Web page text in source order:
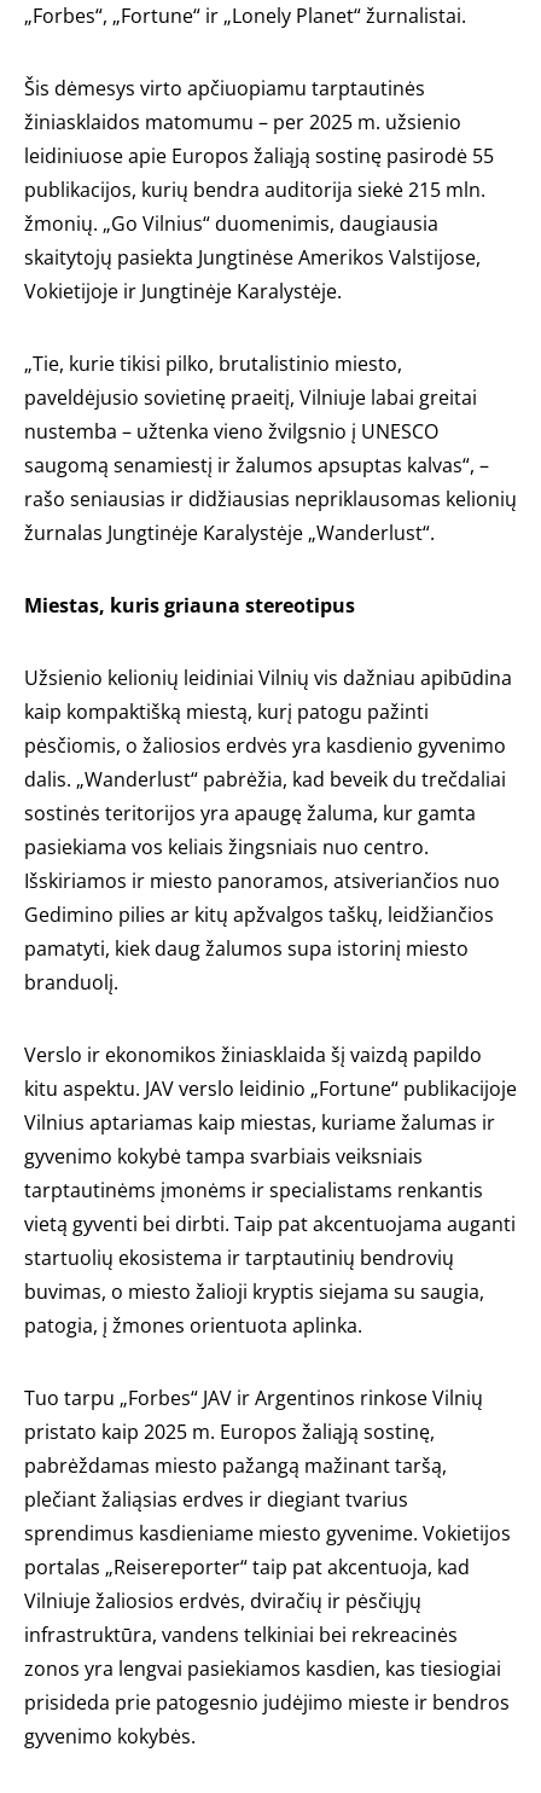
„Forbes“, „Fortune“ ir „Lonely Planet“ žurnalistai.
Šis dėmesys virto apčiuopiamu tarptautinės
žiniasklaidos matomumu – per 2025 m. užsienio
leidiniuose apie Europos žaliąją sostinę pasirodė 55
publikacijos, kurių bendra auditorija siekė 215 mln.
žmonių. „Go Vilnius“ duomenimis, daugiausia
skaitytojų pasiekta Jungtinėse Amerikos Valstijose,
Vokietijoje ir Jungtinėje Karalystėje.
„Tie, kurie tikisi pilko, brutalistinio miesto,
paveldėjusio sovietinę praeitį, Vilniuje labai greitai
nustemba – užtenka vieno žvilgsnio į UNESCO
saugomą senamiestį ir žalumos apsuptas kalvas“, –
rašo seniausias ir didžiausias nepriklausomas kelionių
žurnalas Jungtinėje Karalystėje „Wanderlust“.
Miestas, kuris griauna stereotipus
Užsienio kelionių leidiniai Vilnių vis dažniau apibūdina
kaip kompaktišką miestą, kurį patogu pažinti
pėsčiomis, o žaliosios erdvės yra kasdienio gyvenimo
dalis. „Wanderlust“ pabrėžia, kad beveik du trečdaliai
sostinės teritorijos yra apaugę žaluma, kur gamta
pasiekiama vos keliais žingsniais nuo centro.
Išskiriamos ir miesto panoramos, atsiveriančios nuo
Gedimino pilies ar kitų apžvalgos taškų, leidžiančios
pamatyti, kiek daug žalumos supa istorinį miesto
branduolį.
Verslo ir ekonomikos žiniasklaida šį vaizdą papildo
kitu aspektu. JAV verslo leidinio „Fortune“ publikacijoje
Vilnius aptariamas kaip miestas, kuriame žalumas ir
gyvenimo kokybė tampa svarbiais veiksniais
tarptautinėms įmonėms ir specialistams renkantis
vietą gyventi bei dirbti. Taip pat akcentuojama auganti
startuolių ekosistema ir tarptautinių bendrovių
buvimas, o miesto žalioji kryptis siejama su saugia,
patogia, į žmones orientuota aplinka.
Tuo tarpu „Forbes“ JAV ir Argentinos rinkose Vilnių
pristato kaip 2025 m. Europos žaliąją sostinę,
pabrėždamas miesto pažangą mažinant taršą,
plečiant žaliąsias erdves ir diegiant tvarius
sprendimus kasdieniame miesto gyvenime. Vokietijos
portalas „Reisereporter“ taip pat akcentuoja, kad
Vilniuje žaliosios erdvės, dviračių ir pėsčiųjų
infrastruktūra, vandens telkiniai bei rekreacinės
zonos yra lengvai pasiekiamos kasdien, kas tiesiogiai
prisideda prie patogesnio judėjimo mieste ir bendros
gyvenimo kokybės.